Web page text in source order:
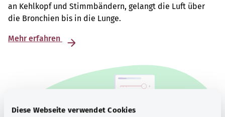
Diese Webseite verwendet Cookies
an Kehlkopf und Stimmbändern, gelangt die Luft über
die Bronchien bis in die Lunge.
Mehr erfahren